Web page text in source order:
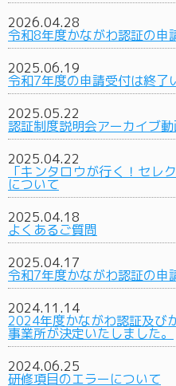
2026.04.28
令和8年度かながわ認証の申
2025.06.19
令和7年度の申請受付は終了
2025.05.22
認証制度説明会アーカイブ
2025.04.22
「キンタロウが行く！セレ
について
2025.04.18
よくあるご質問
2025.04.17
令和7年度かながわ認証の申
2024.11.14
2024年度かながわ認証及び
事業所が決定いたしました。
2024.06.25
研修項目のエラーについて